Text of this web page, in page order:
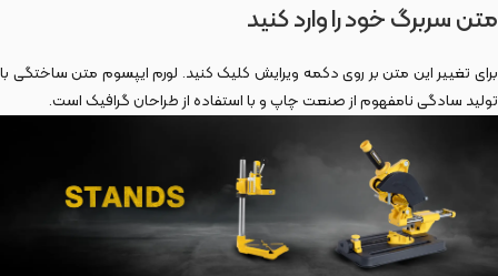
متن سربرگ خود را وارد کنید
برای تغییر این متن بر روی دکمه ویرایش کلیک کنید. لورم ایپسوم متن ساختگی با
تولید سادگی نامفهوم از صنعت چاپ و با استفاده از طراحان گرافیک است.